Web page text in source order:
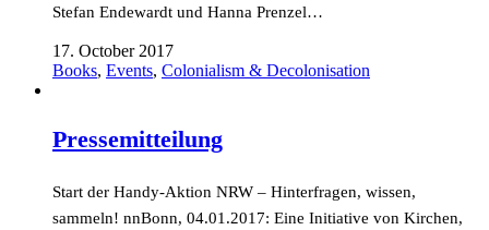
Stefan Endewardt und Hanna Prenzel…
17. October 2017
Books, Events, Colonialism & Decolonisation
Pressemitteilung
Start der Handy-Aktion NRW – Hinterfragen, wissen,
sammeln! nnBonn, 04.01.2017: Eine Initiative von Kirchen,